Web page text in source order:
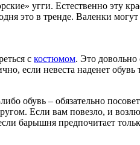
угги. Естественно эту
это в тренде. Валенки
с костюмом. Это довольно
если невеста наденет обувь
обувь – обязательно
Если вам повезло, и
барышня предпочитает